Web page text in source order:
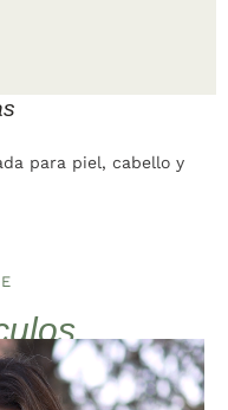
para piel, cabello y